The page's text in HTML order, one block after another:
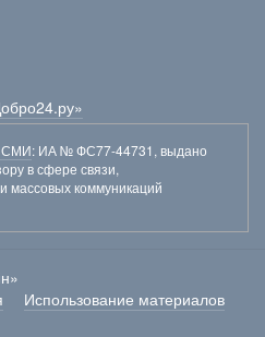
СМИ: ИА № ФС77-44731, выдано
в сфере связи,
массовых коммуникаций
Использование материалов